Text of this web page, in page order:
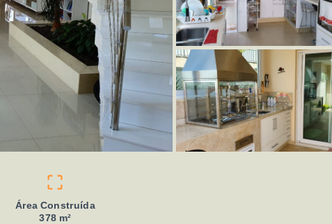
Área Construída
378 m²